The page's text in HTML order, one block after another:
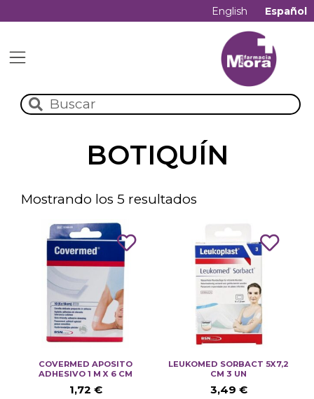
English Español
BOTIQUÍN
Mostrando los 5 resultados
COVERMED APOSITO
ADHESIVO 1 M X 6 CM
1,72 €
LEUKOMED SORBACT 5X7,2
CM 3 UN
3,49 €